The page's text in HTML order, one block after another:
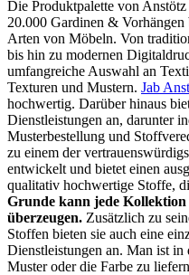
Die Produktpalette von
20.000 Gardinen &
Arten von Möbeln. Von
bis hin zu modernen
umfangreiche Auswahl an
Texturen und Mustern. Jab
hochwertig. Darüber hinaus
Dienstleistungen an, darunter
Musterbestellung und
zu einem der
entwickelt und bietet einen
qualitativ hochwertige Stoffe,
Grunde kann jede
überzeugen. Zusätzlich zu
Stoffen bieten sie auch eine
Dienstleistungen an. Man ist in
Muster oder die Farbe zu